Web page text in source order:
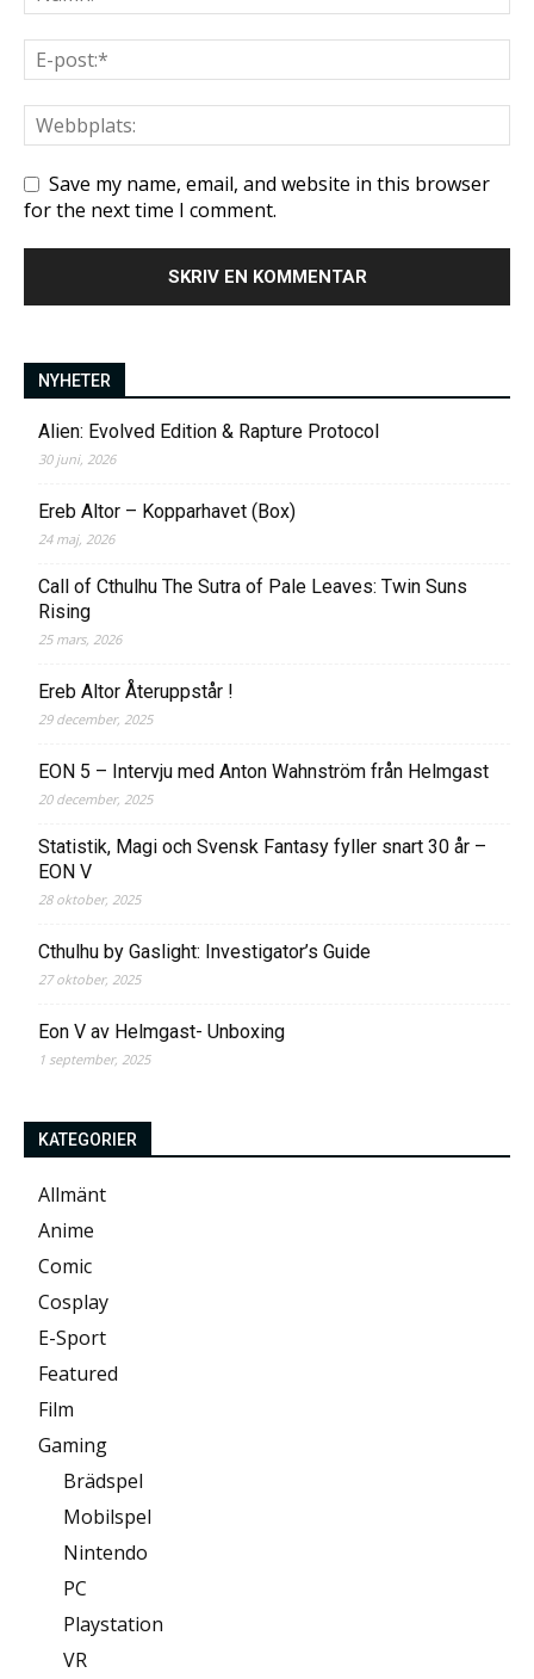
Save my name, email, and website in this browser
for the next time I comment.
NYHETER
Alien: Evolved Edition & Rapture Protocol
30 juni, 2026
Ereb Altor – Kopparhavet (Box)
24 maj, 2026
Call of Cthulhu The Sutra of Pale Leaves: Twin Suns
Rising
25 mars, 2026
Ereb Altor Återuppstår !
29 december, 2025
EON 5 – Intervju med Anton Wahnström från Helmgast
20 december, 2025
Statistik, Magi och Svensk Fantasy fyller snart 30 år –
EON V
28 oktober, 2025
Cthulhu by Gaslight: Investigator’s Guide
27 oktober, 2025
Eon V av Helmgast- Unboxing
1 september, 2025
KATEGORIER
Allmänt
Anime
Comic
Cosplay
E-Sport
Featured
Film
Gaming
Brädspel
Mobilspel
Nintendo
PC
Playstation
VR